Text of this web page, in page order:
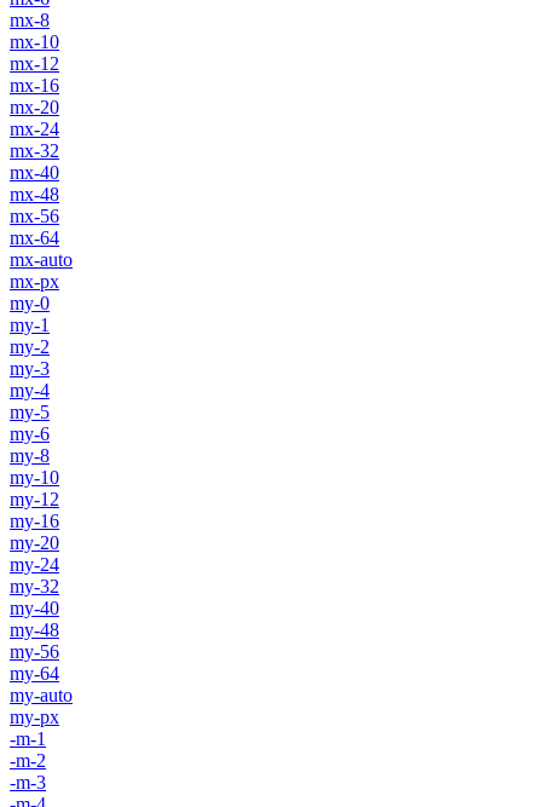
mx-8
mx-10
mx-12
mx-16
mx-20
mx-24
mx-32
mx-40
mx-48
mx-56
mx-64
mx-auto
mx-px
my-0
my-1
my-2
my-3
my-4
my-5
my-6
my-8
my-10
my-12
my-16
my-20
my-24
my-32
my-40
my-48
my-56
my-64
my-auto
my-px
-m-1
-m-2
-m-3